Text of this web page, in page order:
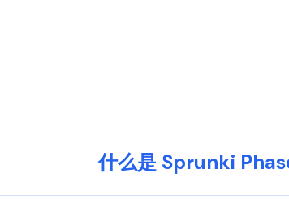
什么是 Sprunki